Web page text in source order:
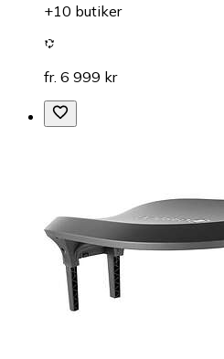
+10 butiker
fr. 6 999 kr